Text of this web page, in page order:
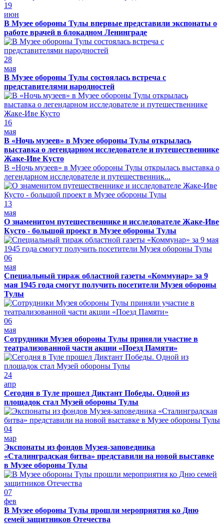
19
июн
В Музее обороны Тулы впервые представили экспонаты о
работе врачей в блокадном Ленинграде
28
мая
В Музее обороны Тулы состоялась встреча с
представителями народностей
16
мая
В «Ночь музеев» в Музее обороны Тулы открылась
выставка о легендарном исследователе и путешественнике
Жаке-Иве Кусто
В «Ночь музеев» в Музее обороны Тулы открылась выставка о
легендарном исследователе и путешественник...
13
мая
О знаменитом путешественнике и исследователе Жаке-Иве
Кусто - большой проект в Музее обороны Тулы
06
мая
Специальный тираж областной газеты «Коммунар» за 9
мая 1945 года смогут получить посетители Музея обороны
Тулы
06
мая
Сотрудники Музея обороны Тулы приняли участие в
театрализованной части акции «Поезд Памяти»
24
апр
Сегодня в Туле прошел Диктант Победы. Одной из
площадок стал Музей обороны Тулы
04
мар
Экспонаты из фондов Музея-заповедника
«Сталинградская битва» представили на новой выставке
в Музее обороны Тулы
07
фев
В Музее обороны Тулы прошли мероприятия ко Дню
семей защитников Отечества